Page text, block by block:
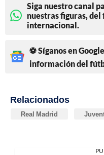
Siga nuestro canal
nuestras figuras,
internacional.
⚽ Síganos en
información del
Relacionados
Real Madrid